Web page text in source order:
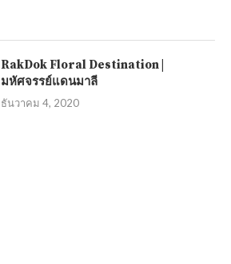
RakDok Floral Destination |
มหัศจรรย์แดนมาลี
ธันวาคม 4, 2020